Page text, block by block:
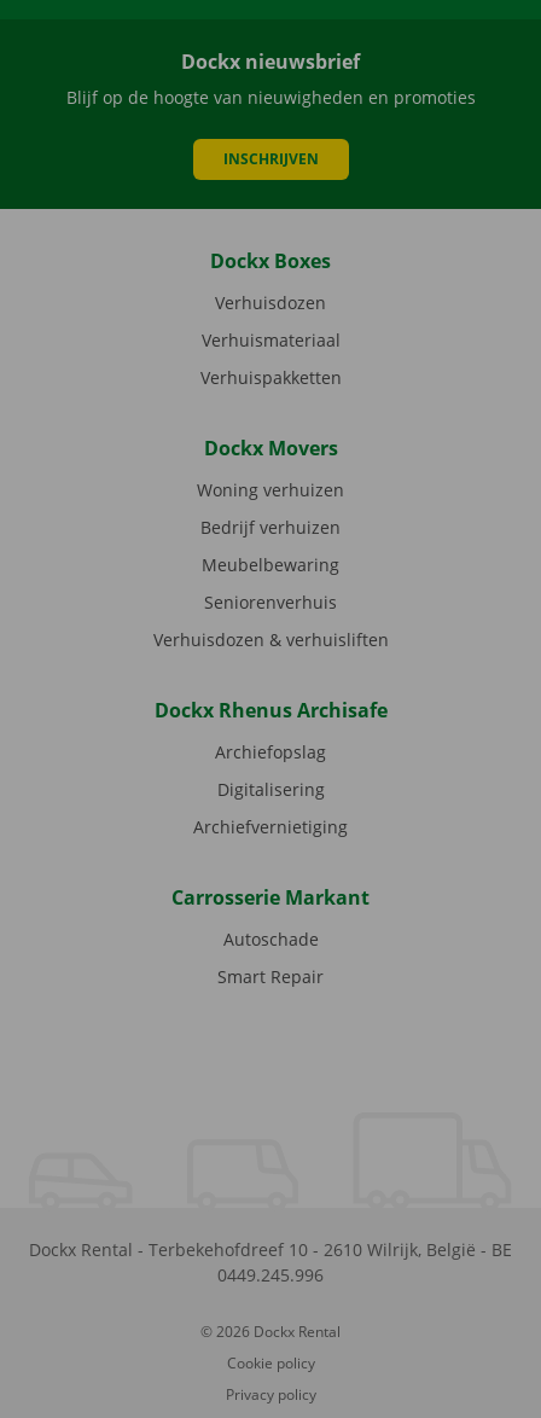
Dockx nieuwsbrief
Blijf op de hoogte van nieuwigheden en promoties
INSCHRIJVEN
Dockx Boxes
Verhuisdozen
Verhuismateriaal
Verhuispakketten
Dockx Movers
Woning verhuizen
Bedrijf verhuizen
Meubelbewaring
Seniorenverhuis
Verhuisdozen & verhuisliften
Dockx Rhenus Archisafe
Archiefopslag
Digitalisering
Archiefvernietiging
Carrosserie Markant
Autoschade
Smart Repair
Dockx Rental - Terbekehofdreef 10 - 2610 Wilrijk, België - BE
0449.245.996
© 2026 Dockx Rental
Cookie policy
Privacy policy